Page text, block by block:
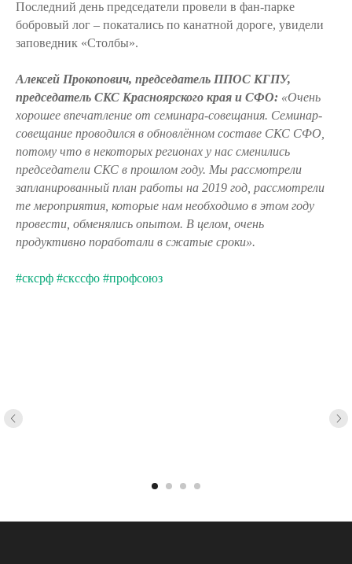
Последний день председатели провели в фан-парке
бобровый лог – покатались по канатной дороге, увидели
заповедник «Столбы».
Алексей Прокопович, председатель ППОС КГПУ,
председатель СКС Красноярского края и СФО: «Очень
хорошее впечатление от семинара-совещания. Семинар-
совещание проводился в обновлённом составе СКС СФО,
потому что в некоторых регионах у нас сменились
председатели СКС в прошлом году. Мы рассмотрели
запланированный план работы на 2019 год, рассмотрели
те мероприятия, которые нам необходимо в этом году
провести, обменялись опытом. В целом, очень
продуктивно поработали в сжатые сроки».
#сксрф #скссфо #профсоюз